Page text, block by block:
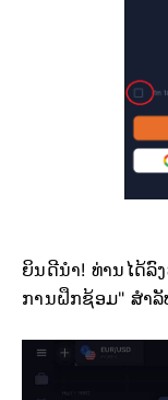
ຍິນດີນຳ! ທ່ານໄດ້ລົ
ການຝຶກຊ້ອມ" ສຳ